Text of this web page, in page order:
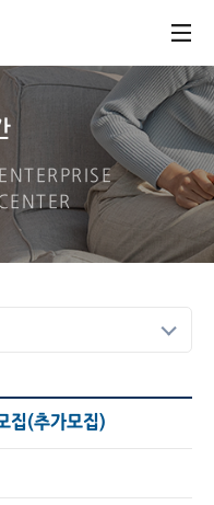
집(추가모집)